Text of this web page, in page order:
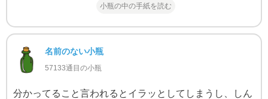
小瓶の中の手紙を読む
名前のない小瓶
57133通目の小瓶
分かってること言われるとイラッとしてしまうし、しん